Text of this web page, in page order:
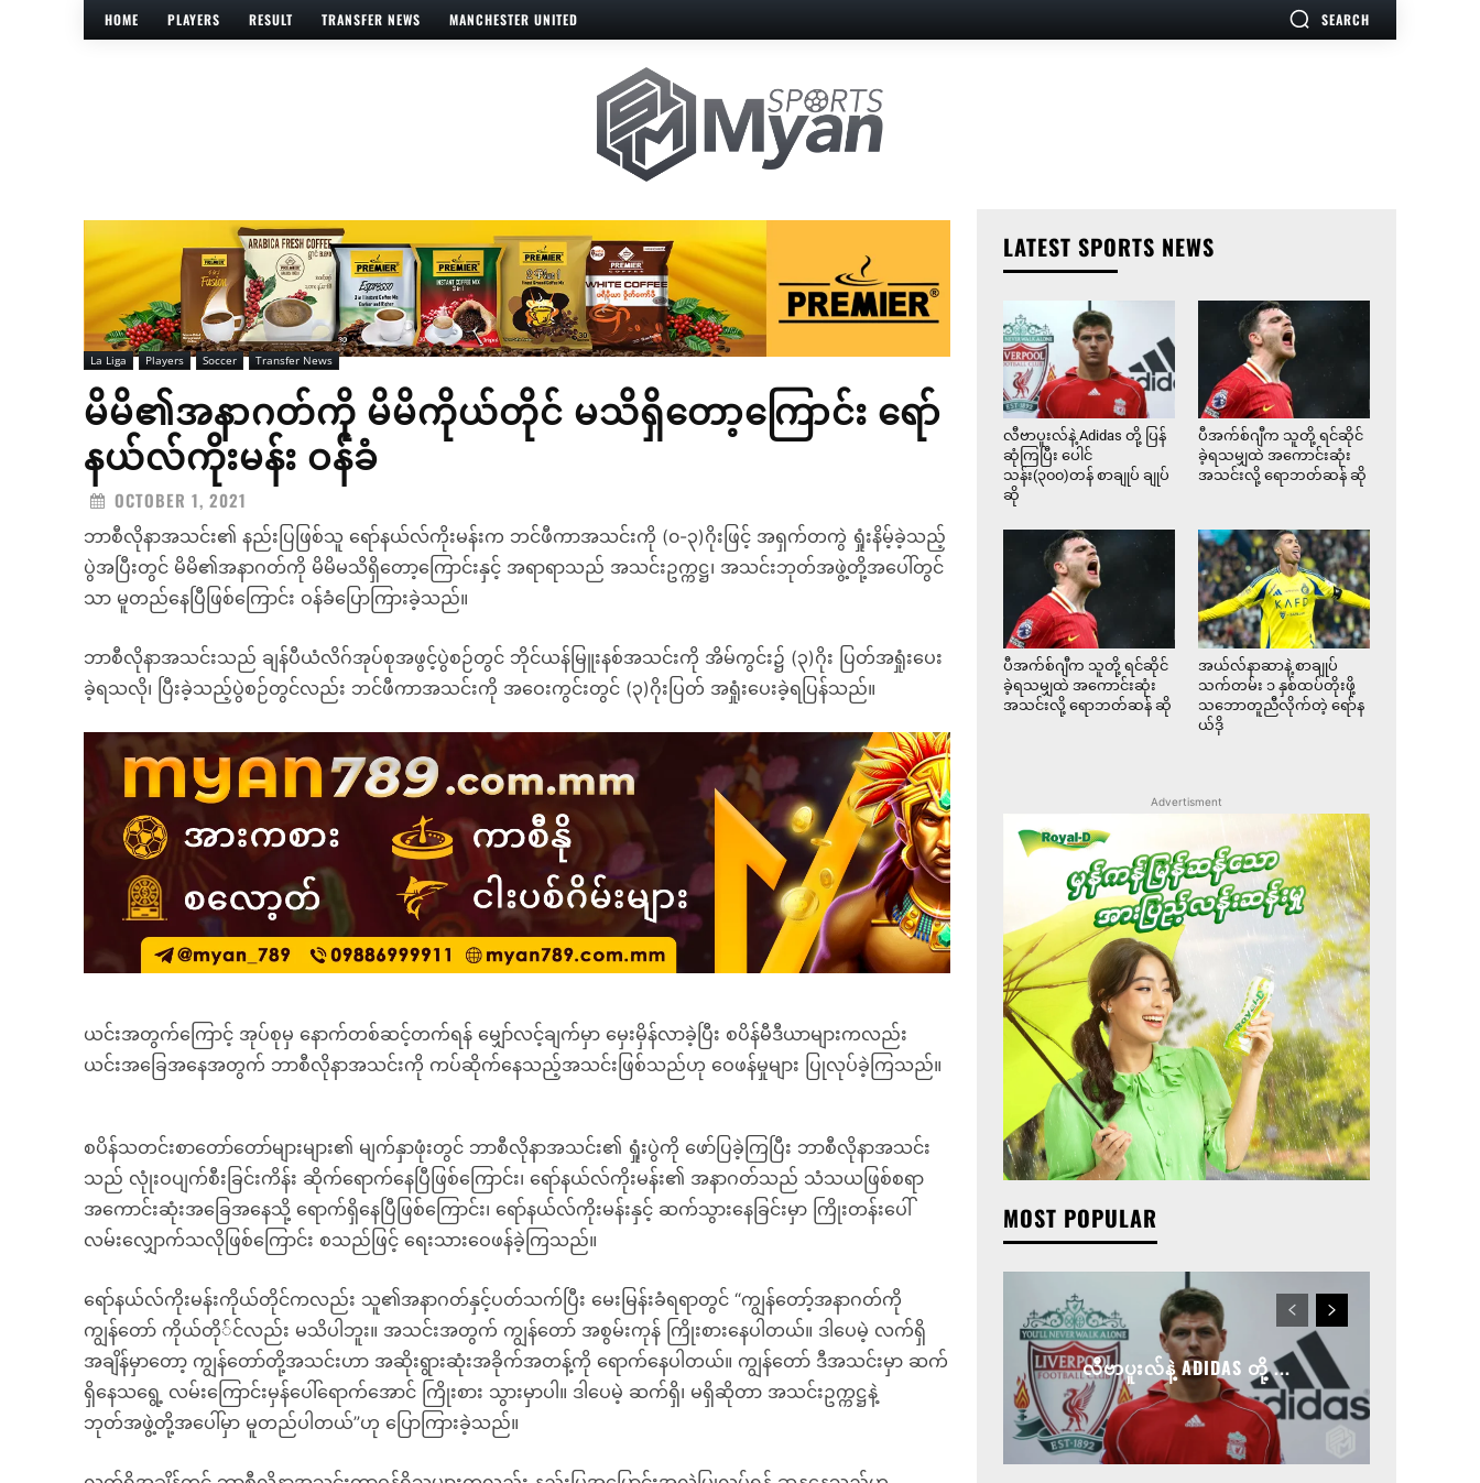
HOME PLAYERS RESULT TRANSFER NEWS MANCHESTER UNITED SEARCH
La Liga Players Soccer Transfer News
မိမိ၏အနာဂတ်ကို မိမိကိုယ်တိုင် မသိရှိတော့ကြောင်း ရော်
နယ်လ်ကိုးမန်း ဝန်ခံ
OCTOBER 1, 2021
ဘာစီလိုနာအသင်း၏ နည်းပြဖြစ်သူ ရော်နယ်လ်ကိုးမန်းက ဘင်ဖီကာအသင်းကို (၀-၃)ဂိုးဖြင့် အရှက်တကွဲ ရှုံးနိမ့်ခဲ့သည့်
ပွဲအပြီးတွင် မိမိ၏အနာဂတ်ကို မိမိမသိရှိတော့ကြောင်းနှင့် အရာရာသည် အသင်းဥက္ကဋ္ဌ၊ အသင်းဘုတ်အဖွဲ့တို့အပေါ်တွင်
သာ မူတည်နေပြီဖြစ်ကြောင်း ဝန်ခံပြောကြားခဲ့သည်။
ဘာစီလိုနာအသင်းသည် ချန်ပီယံလိဂ်အုပ်စုအဖွင့်ပွဲစဉ်တွင် ဘိုင်ယန်မြူးနစ်အသင်းကို အိမ်ကွင်း၌ (၃)ဂိုး ပြတ်အရှုံးပေး
ခဲ့ရသလို၊ ပြီးခဲ့သည့်ပွဲစဉ်တွင်လည်း ဘင်ဖီကာအသင်းကို အဝေးကွင်းတွင် (၃)ဂိုးပြတ် အရှုံးပေးခဲ့ရပြန်သည်။
ယင်းအတွက်ကြောင့် အုပ်စုမှ နောက်တစ်ဆင့်တက်ရန် မျှော်လင့်ချက်မှာ မှေးမှိန်လာခဲ့ပြီး စပိန်မီဒီယာများကလည်း
ယင်းအခြေအနေအတွက် ဘာစီလိုနာအသင်းကို ကပ်ဆိုက်နေသည့်အသင်းဖြစ်သည်ဟု ဝေဖန်မှုများ ပြုလုပ်ခဲ့ကြသည်။
စပိန်သတင်းစာတော်တော်များများ၏ မျက်နှာဖုံးတွင် ဘာစီလိုနာအသင်း၏ ရှုံးပွဲကို ဖော်ပြခဲ့ကြပြီး ဘာစီလိုနာအသင်း
သည် လုုံးဝပျက်စီးခြင်းကိန်း ဆိုက်ရောက်နေပြီဖြစ်ကြောင်း၊ ရော်နယ်လ်ကိုးမန်း၏ အနာဂတ်သည် သံသယဖြစ်စရာ
အကောင်းဆုံးအခြေအနေသို့ ရောက်ရှိနေပြီဖြစ်ကြောင်း၊ ရော်နယ်လ်ကိုးမန်းနှင့် ဆက်သွားနေခြင်းမှာ ကြိုးတန်းပေါ်
လမ်းလျှောက်သလိုဖြစ်ကြောင်း စသည်ဖြင့် ရေးသားဝေဖန်ခဲ့ကြသည်။
ရော်နယ်လ်ကိုးမန်းကိုယ်တိုင်ကလည်း သူ၏အနာဂတ်နှင့်ပတ်သက်ပြီး မေးမြန်းခံရရာတွင် “ကျွန်တော့်အနာဂတ်ကို
ကျွန်တော် ကိုယ်တို်င်လည်း မသိပါဘူး။ အသင်းအတွက် ကျွန်တော် အစွမ်းကုန် ကြိုးစားနေပါတယ်။ ဒါပေမဲ့ လက်ရှိ
အချိန်မှာတော့ ကျွန်တော်တို့အသင်းဟာ အဆိုးရွားဆုံးအခိုက်အတန့်ကို ရောက်နေပါတယ်။ ကျွန်တော် ဒီအသင်းမှာ ဆက်
ရှိနေသရွေ့ လမ်းကြောင်းမှန်ပေါ်ရောက်အောင် ကြိုးစား သွားမှာပါ။ ဒါပေမဲ့ ဆက်ရှိ၊ မရှိဆိုတာ အသင်းဥက္ကဋ္ဌနဲ့
ဘုတ်အဖွဲ့တို့အပေါ်မှာ မူတည်ပါတယ်”ဟု ပြောကြားခဲ့သည်။
LATEST SPORTS NEWS
လီဗာပူးလ်နဲ့ Adidas တို့ ပြန်
ဆုံကြပြီး ပေါင်
သန်း(၃၀၀)တန် စာချုပ် ချုပ်
ဆို
ပီအက်စ်ဂျီက သူတို့ ရင်ဆိုင်
ခဲ့ရသမျှထဲ အကောင်းဆုံး
အသင်းလို့ ရောဘတ်ဆန် ဆို
ပီအက်စ်ဂျီက သူတို့ ရင်ဆိုင်
ခဲ့ရသမျှထဲ အကောင်းဆုံး
အသင်းလို့ ရောဘတ်ဆန် ဆို
အယ်လ်နာဆာနဲ့ စာချုပ်
သက်တမ်း ၁ နှစ်ထပ်တိုးဖို့
သဘောတူညီလိုက်တဲ့ ရော်န
ယ်ဒို
Advertisment
MOST POPULAR
လီဗာပူးလ်နဲ့ ADIDAS တို့ ...